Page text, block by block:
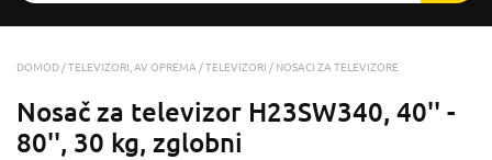
DOMOD TELEVIZORI, AV OPREMA TELEVIZORI NOSACI ZA TELEVIZORE
Nosač za televizor H23SW340, 40'' -
80'', 30 kg, zglobni